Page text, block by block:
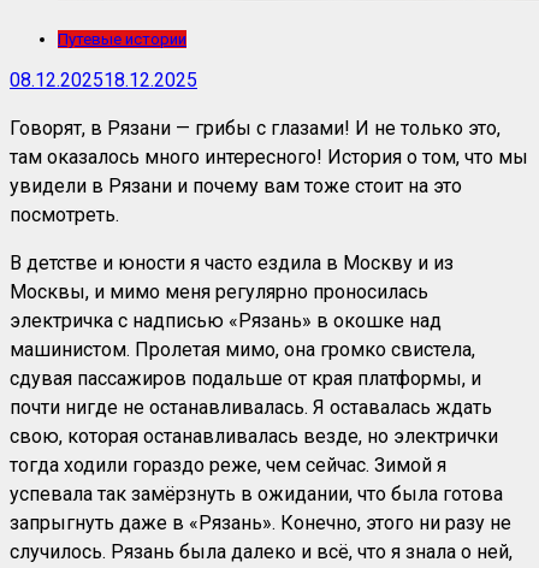
Путевые истории
08.12.202518.12.2025
Говорят, в Рязани — грибы с глазами! И не только это,
там оказалось много интересного! История о том, что мы
увидели в Рязани и почему вам тоже стоит на это
посмотреть.
В детстве и юности я часто ездила в Москву и из
Москвы, и мимо меня регулярно проносилась
электричка с надписью «Рязань» в окошке над
машинистом. Пролетая мимо, она громко свистела,
сдувая пассажиров подальше от края платформы, и
почти нигде не останавливалась. Я оставалась ждать
свою, которая останавливалась везде, но электрички
тогда ходили гораздо реже, чем сейчас. Зимой я
успевала так замёрзнуть в ожидании, что была готова
запрыгнуть даже в «Рязань». Конечно, этого ни разу не
случилось. Рязань была далеко и всё, что я знала о ней,